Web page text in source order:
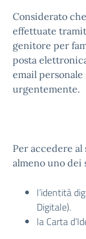
Considerato
effettuate
genitore per
posta
email
urgentemente.
Per accedere al
almeno uno
l’identità
Digitale).
la Carta